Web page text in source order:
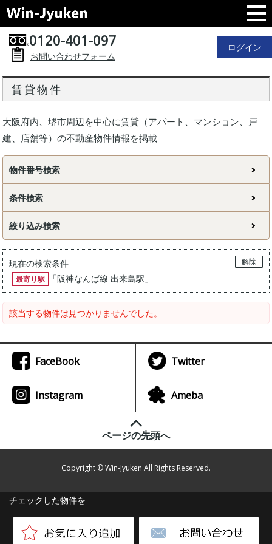
0120-401-097
お問い合わせフォーム
ログイン
賃貸物件
大阪府内、堺市周辺を中心に賃貸（アパート、マンション、戸
建、店舗等）の不動産物件情報を掲載
物件番号検索
条件検索
絞り込み検索
現在の検索条件
解除
最寄り駅
「阪神なんば線 出来島駅 」
該当する物件は見つかりませんでした。
チェックした物件を
FaceBook Twitter
Instagram Ameba
ページの先頭へ
Copyright © Win-Jyuken All Rights Reserved.